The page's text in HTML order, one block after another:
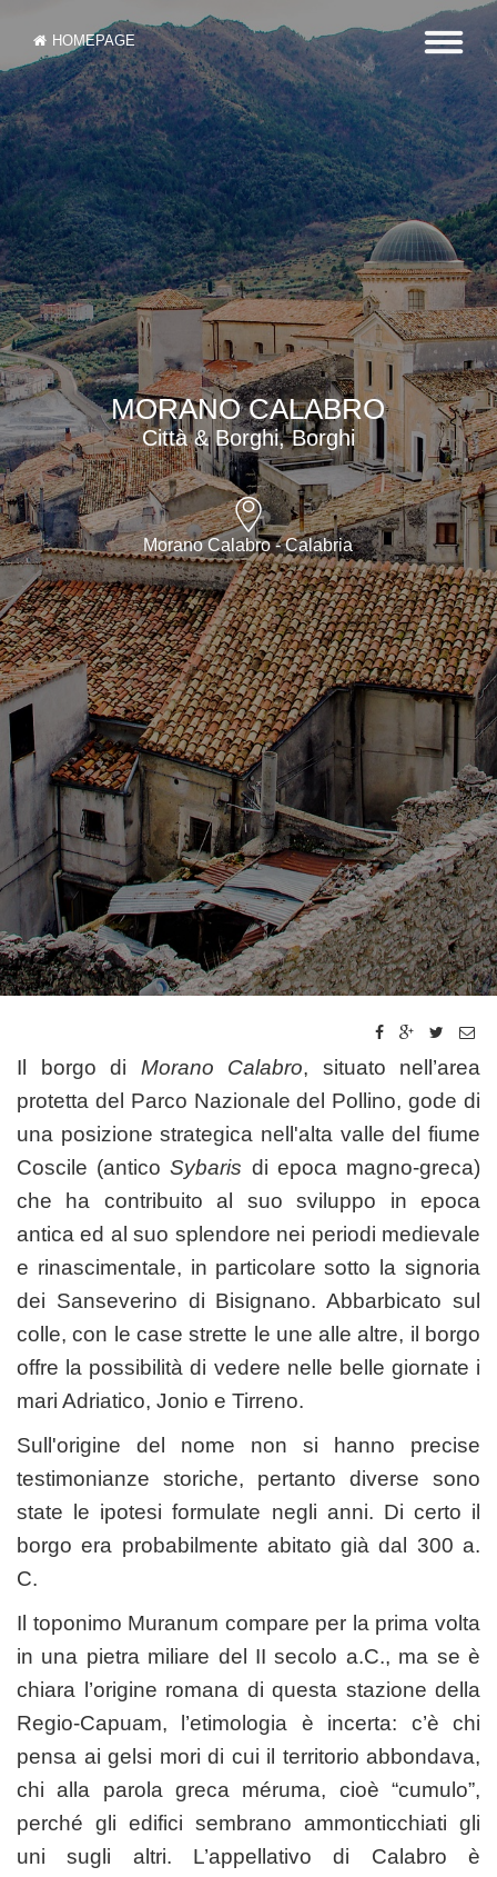
HOMEPAGE
MORANO CALABRO
Città & Borghi, Borghi
Morano Calabro - Calabria
Il borgo di Morano Calabro, situato nell’area
protetta del Parco Nazionale del Pollino, gode di
una posizione strategica nell'alta valle del fiume
Coscile (anticoSybaris di epoca magno-greca)
che ha contribuito al suo sviluppo in epoca
antica ed al suo splendore nei periodi medievale
e rinascimentale, in particolare sotto la signoria
dei Sanseverino di Bisignano. Abbarbicato sul
colle, con le case strette le une alle altre, il borgo
offre la possibilità di vedere nelle belle giornate i
mari Adriatico, Jonio e Tirreno.
Sull'origine del nome non si hanno precise
testimonianze storiche, pertanto diverse sono
state le ipotesi formulate negli anni. Di certo il
borgo era probabilmente abitato già dal 300 a.
C.
Il toponimo Muranum compare per la prima volta
in una pietra miliare del II secolo a.C., ma se è
chiara l’origine romana di questa stazione della
Regio-Capuam, l’etimologia è incerta: c’è chi
pensa ai gelsi mori di cui il territorio abbondava,
chi alla parola greca méruma, cioè “cumulo”,
perché gli edifici sembrano ammonticchiati gli
uni sugli altri. L’appellativo di Calabro è